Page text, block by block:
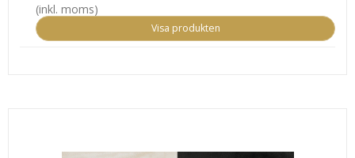
(inkl. moms)
Visa produkten